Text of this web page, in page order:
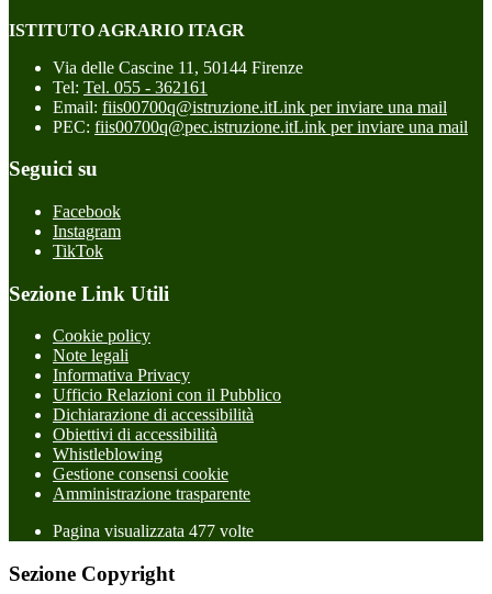
ISTITUTO AGRARIO ITAGR
Via delle Cascine 11, 50144 Firenze
Tel: Tel. 055 - 362161
Email: fiis00700q@istruzione.itLink per inviare una mail
PEC: fiis00700q@pec.istruzione.itLink per inviare una mail
Seguici su
Facebook
Instagram
TikTok
Sezione Link Utili
Cookie policy
Note legali
Informativa Privacy
Ufficio Relazioni con il Pubblico
Dichiarazione di accessibilità
Obiettivi di accessibilità
Whistleblowing
Gestione consensi cookie
Amministrazione trasparente
Pagina visualizzata 477 volte
Sezione Copyright